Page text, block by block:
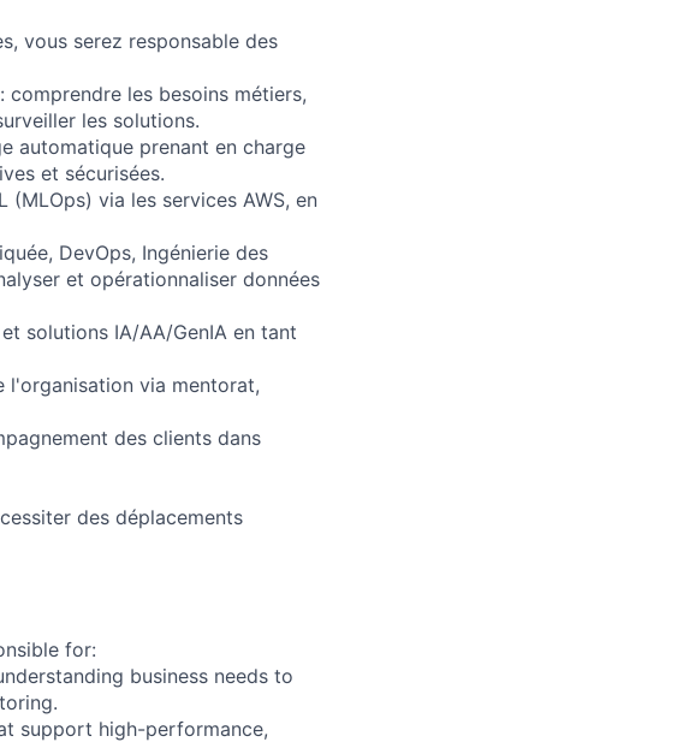
vous serez responsable des
les besoins métiers,
les solutions.
automatique prenant en charge
et sécurisées.
via les services AWS, en
DevOps, Ingénierie des
et opérationnaliser données
solutions IA/AA/GenIA en tant
l'organisation via mentorat,
des clients dans
des déplacements
for:
business needs to
support high-performance,